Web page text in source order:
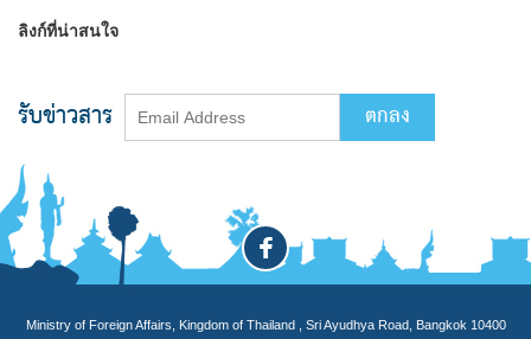
ลิงก์ที่น่าสนใจ
รับข่าวสาร
Ministry of Foreign Affairs, Kingdom of Thailand , Sri Ayudhya Road, Bangkok 10400